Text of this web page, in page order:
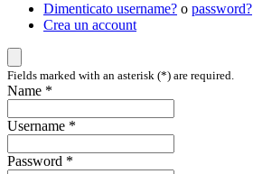
Dimenticato username? o password?
Crea un account
Fields marked with an asterisk (*) are required.
Name *
Username *
Password *